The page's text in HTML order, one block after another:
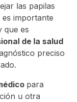
las papilas
importante
que es
de la salud
preciso
para
u otra